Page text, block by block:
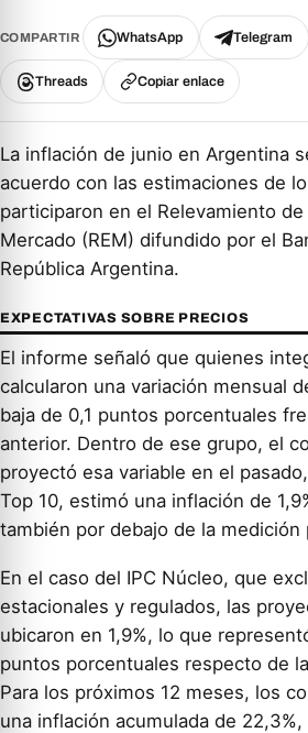
COMPARTIR WhatsApp Telegram
Threads Copiar enlace
La inflación de junio en Argentina
acuerdo con las estimaciones de
participaron en el Relevamiento
Mercado (REM) difundido por el
República Argentina.
EXPECTATIVAS SOBRE PRECIOS
El informe señaló que quienes
calcularon una variación mensual
baja de 0,1 puntos porcentuales
anterior. Dentro de ese grupo, el
proyectó esa variable en el
Top 10, estimó una inflación de
también por debajo de la medición
En el caso del IPC Núcleo, que
estacionales y regulados, las
ubicaron en 1,9%, lo que
puntos porcentuales respecto de
Para los próximos 12 meses, los
una inflación acumulada de